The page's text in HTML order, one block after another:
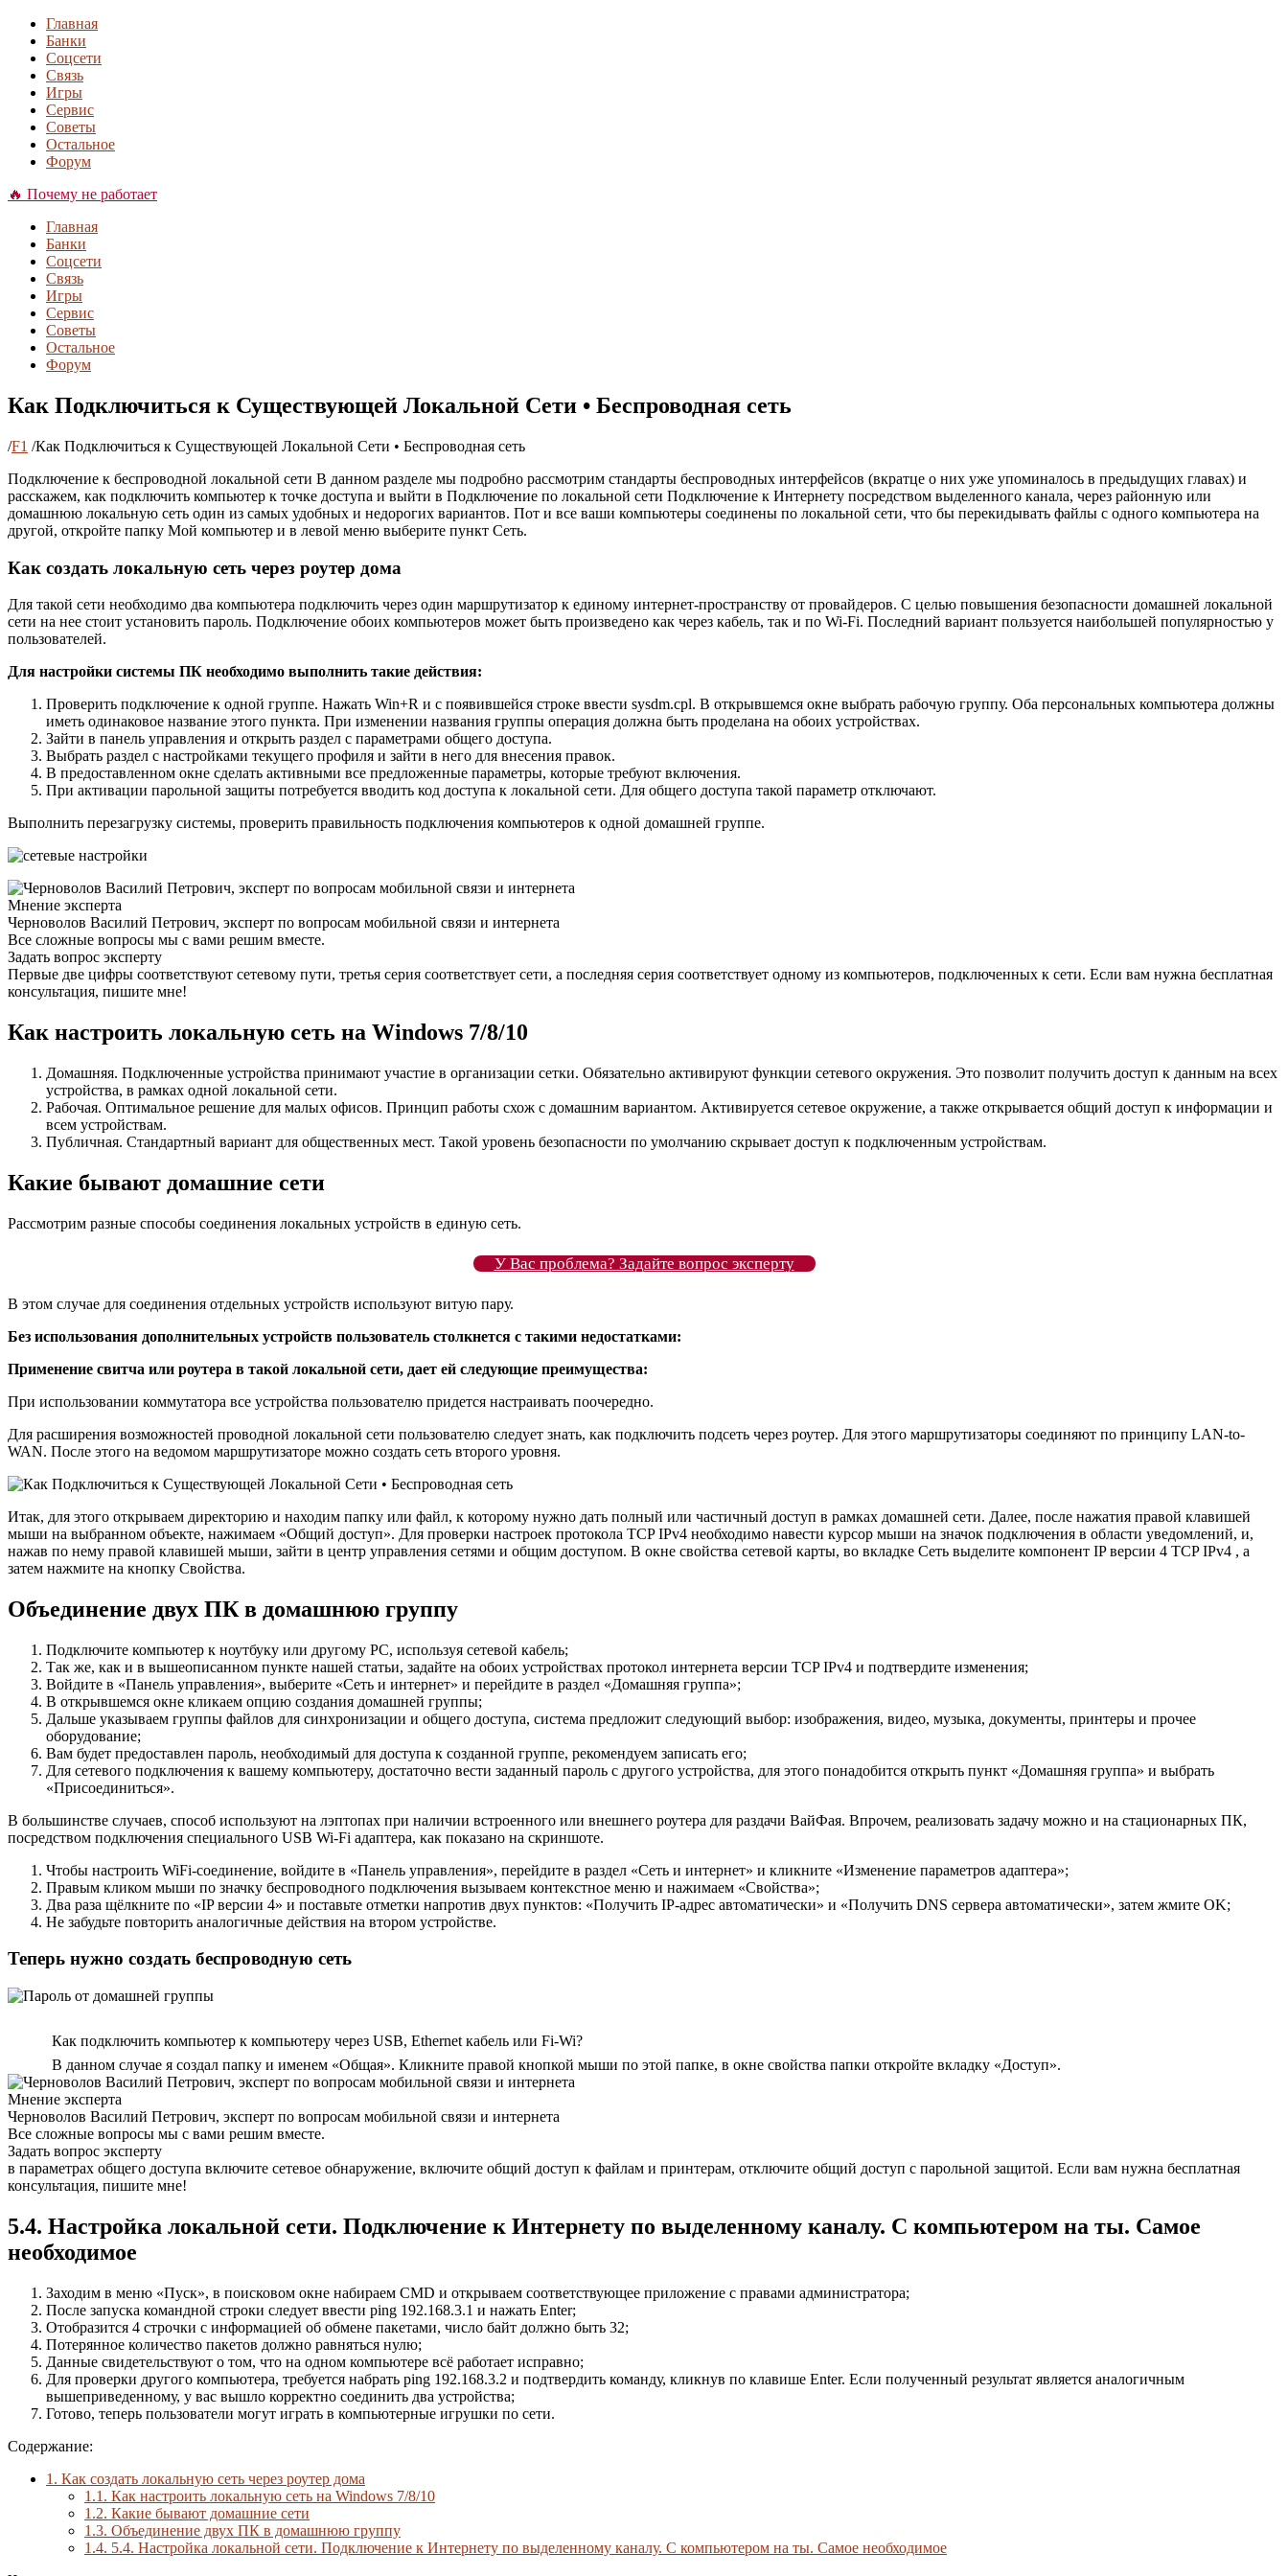
Главная
Банки
Соцсети
Связь
Игры
Сервис
Советы
Остальное
Форум
🔥 Почему не работает
Главная
Банки
Соцсети
Связь
Игры
Сервис
Советы
Остальное
Форум
Как Подключиться к Существующей Локальной Сети • Беспроводная сеть
/F1 /Как Подключиться к Существующей Локальной Сети • Беспроводная сеть
Подключение к беспроводной локальной сети В данном разделе мы подробно рассмотрим стандарты беспроводных интерфейсов (вкратце о них уже упоминалось в предыдущих главах) и
расскажем, как подключить компьютер к точке доступа и выйти в Подключение по локальной сети Подключение к Интернету посредством выделенного канала, через районную или
домашнюю локальную сеть один из самых удобных и недорогих вариантов. Пот и все ваши компьютеры соединены по локальной сети, что бы перекидывать файлы с одного компьютера на
другой, откройте папку Мой компьютер и в левой меню выберите пункт Сеть.
Как создать локальную сеть через роутер дома
Для такой сети необходимо два компьютера подключить через один маршрутизатор к единому интернет-пространству от провайдеров. С целью повышения безопасности домашней локальной
сети на нее стоит установить пароль. Подключение обоих компьютеров может быть произведено как через кабель, так и по Wi-Fi. Последний вариант пользуется наибольшей популярностью у
пользователей.
Для настройки системы ПК необходимо выполнить такие действия:
Проверить подключение к одной группе. Нажать Win+R и с появившейся строке ввести sysdm.cpl. В открывшемся окне выбрать рабочую группу. Оба персональных компьютера должны
иметь одинаковое название этого пункта. При изменении названия группы операция должна быть проделана на обоих устройствах.
Зайти в панель управления и открыть раздел с параметрами общего доступа.
Выбрать раздел с настройками текущего профиля и зайти в него для внесения правок.
В предоставленном окне сделать активными все предложенные параметры, которые требуют включения.
При активации парольной защиты потребуется вводить код доступа к локальной сети. Для общего доступа такой параметр отключают.
Выполнить перезагрузку системы, проверить правильность подключения компьютеров к одной домашней группе.
Мнение эксперта
Черноволов Василий Петрович, эксперт по вопросам мобильной связи и интернета
Все сложные вопросы мы с вами решим вместе.
Задать вопрос эксперту
Первые две цифры соответствуют сетевому пути, третья серия соответствует сети, а последняя серия соответствует одному из компьютеров, подключенных к сети. Если вам нужна бесплатная
консультация, пишите мне!
Как настроить локальную сеть на Windows 7/8/10
Домашняя. Подключенные устройства принимают участие в организации сетки. Обязательно активируют функции сетевого окружения. Это позволит получить доступ к данным на всех
устройства, в рамках одной локальной сети.
Рабочая. Оптимальное решение для малых офисов. Принцип работы схож с домашним вариантом. Активируется сетевое окружение, а также открывается общий доступ к информации и
всем устройствам.
Публичная. Стандартный вариант для общественных мест. Такой уровень безопасности по умолчанию скрывает доступ к подключенным устройствам.
Какие бывают домашние сети
Рассмотрим разные способы соединения локальных устройств в единую сеть.
У Вас проблема? Задайте вопрос эксперту
В этом случае для соединения отдельных устройств используют витую пару.
Без использования дополнительных устройств пользователь столкнется с такими недостатками:
Применение свитча или роутера в такой локальной сети, дает ей следующие преимущества:
При использовании коммутатора все устройства пользователю придется настраивать поочередно.
Для расширения возможностей проводной локальной сети пользователю следует знать, как подключить подсеть через роутер. Для этого маршрутизаторы соединяют по принципу LAN-to-
WAN. После этого на ведомом маршрутизаторе можно создать сеть второго уровня.
Итак, для этого открываем директорию и находим папку или файл, к которому нужно дать полный или частичный доступ в рамках домашней сети. Далее, после нажатия правой клавишей
мыши на выбранном объекте, нажимаем «Общий доступ». Для проверки настроек протокола TCP IPv4 необходимо навести курсор мыши на значок подключения в области уведомлений, и,
нажав по нему правой клавишей мыши, зайти в центр управления сетями и общим доступом. В окне свойства сетевой карты, во вкладке Сеть выделите компонент IP версии 4 TCP IPv4 , а
затем нажмите на кнопку Свойства.
Объединение двух ПК в домашнюю группу
Подключите компьютер к ноутбуку или другому PC, используя сетевой кабель;
Так же, как и в вышеописанном пункте нашей статьи, задайте на обоих устройствах протокол интернета версии TCP IPv4 и подтвердите изменения;
Войдите в «Панель управления», выберите «Сеть и интернет» и перейдите в раздел «Домашняя группа»;
В открывшемся окне кликаем опцию создания домашней группы;
Дальше указываем группы файлов для синхронизации и общего доступа, система предложит следующий выбор: изображения, видео, музыка, документы, принтеры и прочее
оборудование;
Вам будет предоставлен пароль, необходимый для доступа к созданной группе, рекомендуем записать его;
Для сетевого подключения к вашему компьютеру, достаточно вести заданный пароль с другого устройства, для этого понадобится открыть пункт «Домашняя группа» и выбрать
«Присоединиться».
В большинстве случаев, способ используют на лэптопах при наличии встроенного или внешнего роутера для раздачи ВайФая. Впрочем, реализовать задачу можно и на стационарных ПК,
посредством подключения специального USB Wi-Fi адаптера, как показано на скриншоте.
Чтобы настроить WiFi-соединение, войдите в «Панель управления», перейдите в раздел «Сеть и интернет» и кликните «Изменение параметров адаптера»;
Правым кликом мыши по значку беспроводного подключения вызываем контекстное меню и нажимаем «Свойства»;
Два раза щёлкните по «IP версии 4» и поставьте отметки напротив двух пунктов: «Получить IP-адрес автоматически» и «Получить DNS сервера автоматически», затем жмите OK;
Не забудьте повторить аналогичные действия на втором устройстве.
Теперь нужно создать беспроводную сеть
Как подключить компьютер к компьютеру через USB, Ethernet кабель или Fi-Wi?
В данном случае я создал папку и именем «Общая». Кликните правой кнопкой мыши по этой папке, в окне свойства папки откройте вкладку «Доступ».
Мнение эксперта
Черноволов Василий Петрович, эксперт по вопросам мобильной связи и интернета
Все сложные вопросы мы с вами решим вместе.
Задать вопрос эксперту
в параметрах общего доступа включите сетевое обнаружение, включите общий доступ к файлам и принтерам, отключите общий доступ с парольной защитой. Если вам нужна бесплатная
консультация, пишите мне!
5.4. Настройка локальной сети. Подключение к Интернету по выделенному каналу. С компьютером на ты. Самое
необходимое
Заходим в меню «Пуск», в поисковом окне набираем CMD и открываем соответствующее приложение с правами администратора;
После запуска командной строки следует ввести ping 192.168.3.1 и нажать Enter;
Отобразится 4 строчки с информацией об обмене пакетами, число байт должно быть 32;
Потерянное количество пакетов должно равняться нулю;
Данные свидетельствуют о том, что на одном компьютере всё работает исправно;
Для проверки другого компьютера, требуется набрать ping 192.168.3.2 и подтвердить команду, кликнув по клавише Enter. Если полученный результат является аналогичным
вышеприведенному, у вас вышло корректно соединить два устройства;
Готово, теперь пользователи могут играть в компьютерные игрушки по сети.
Содержание:
1. Как создать локальную сеть через роутер дома
1.1. Как настроить локальную сеть на Windows 7/8/10
1.2. Какие бывают домашние сети
1.3. Объединение двух ПК в домашнюю группу
1.4. 5.4. Настройка локальной сети. Подключение к Интернету по выделенному каналу. С компьютером на ты. Самое необходимое